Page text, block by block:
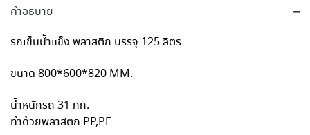
คำอธิบาย
รถเข็นน้ำแข็ง พลาสติก บรรจุ 125 ลิตร
ขนาด 800*600*820 MM.
น้ำหนักรถ 31 กก.
ทำด้วยพลาสติก PP,PE